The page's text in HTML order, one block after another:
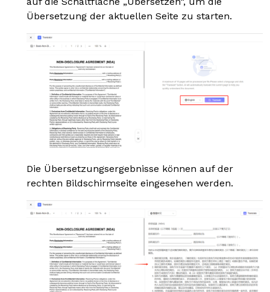
Übersetzung der aktuellen Seite zu starten.
Die Übersetzungsergebnisse können auf der
rechten Bildschirmseite eingesehen werden.